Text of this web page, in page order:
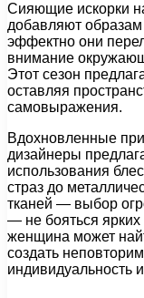
Сияющие искорки
добавляют
эффектно они
внимание
Этот сезон
оставляя
самовыражения.
Вдохновленные
дизайнеры
использования
страз до
тканей — выбор
— не бояться
женщина может
создать
индивидуальность